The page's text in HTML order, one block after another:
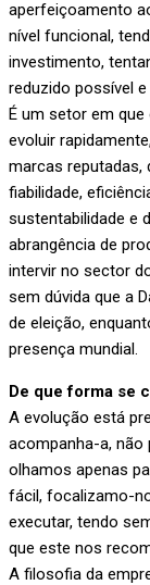
aperfeiçoamento
nível funcional,
investimento,
reduzido possível e
É um setor em
evoluir
marcas reputadas,
fiabilidade,
sustentabilidade e
abrangência de
intervir no sector
sem dúvida que a
de eleição,
presença mundial.
De que forma se
A evolução está
acompanha-a,
olhamos apenas
fácil, focalizamo-
executar, tendo
que este nos
A filosofia da